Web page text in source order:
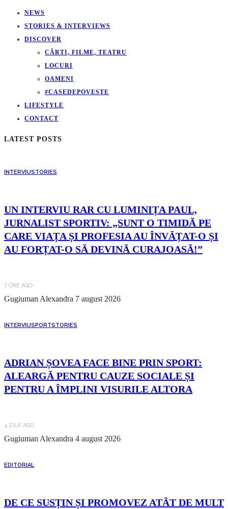
NEWS
STORIES & INTERVIEWS
DISCOVER
CĂRTI, FILME, TEATRU
LOCURI
OAMENI
#CASEDEPOVESTE
LIFESTYLE
CONTACT
LATEST POSTS
INTERVIUSTORIES
UN INTERVIU RAR CU LUMINIȚA PAUL,
JURNALIST SPORTIV: „SUNT O TIMIDĂ PE
CARE VIAȚA ȘI PROFESIA AU ÎNVĂȚAT-O ȘI
AU FORȚAT-O SĂ DEVINĂ CURAJOASĂ!”
7 ORE AGO
Gugiuman Alexandra 7 august 2026
INTERVIUSPORTSTORIES
ADRIAN ȘOVEA FACE BINE PRIN SPORT:
ALEARGĂ PENTRU CAUZE SOCIALE ȘI
PENTRU A ÎMPLINI VISURILE ALTORA
4 ZILE AGO
Gugiuman Alexandra 4 august 2026
EDITORIAL
DE CE SUSȚIN ȘI PROMOVEZ ATÂT DE MULT